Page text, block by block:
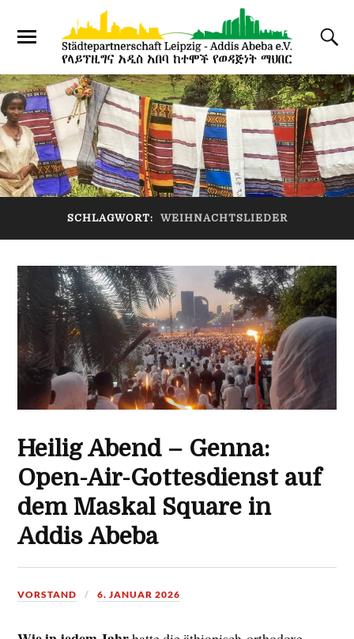
SCHLAGWORT: WEIHNACHTSLIEDER
Heilig Abend – Genna:
Open-Air-Gottesdienst auf
dem Maskal Square in
Addis Abeba
VORSTAND 6. JANUAR 2026